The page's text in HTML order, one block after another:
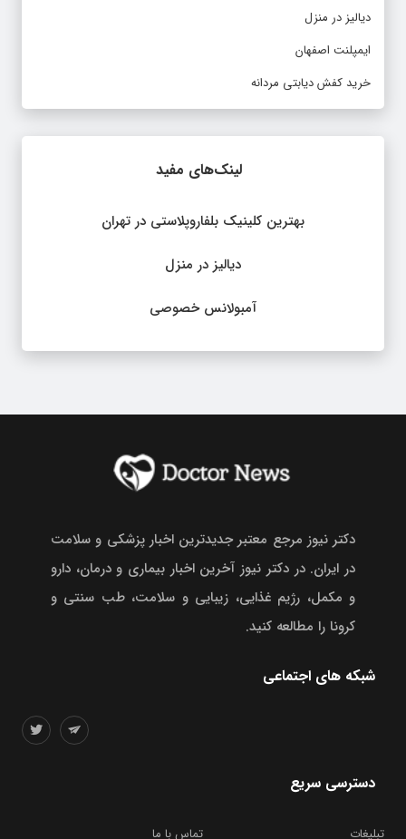
دیالیز در منزل
ایمپلنت اصفهان
خرید کفش دیابتی مردانه
لینک‌های مفید
بهترین کلینیک بلفاروپلاستی در تهران
دیالیز در منزل
آمبولانس خصوصی
دکتر نیوز مرجع معتبر جدیدترین اخبار پزشکی و سلامت
در ایران. در دکتر نیوز آخرین اخبار بیماری و درمان، دارو
و مکمل، رژیم غذایی، زیبایی و سلامت، طب سنتی و
کرونا را مطالعه کنید.
شبکه های اجتماعی
دسترسی سریع
تبلیغات تماس با ما